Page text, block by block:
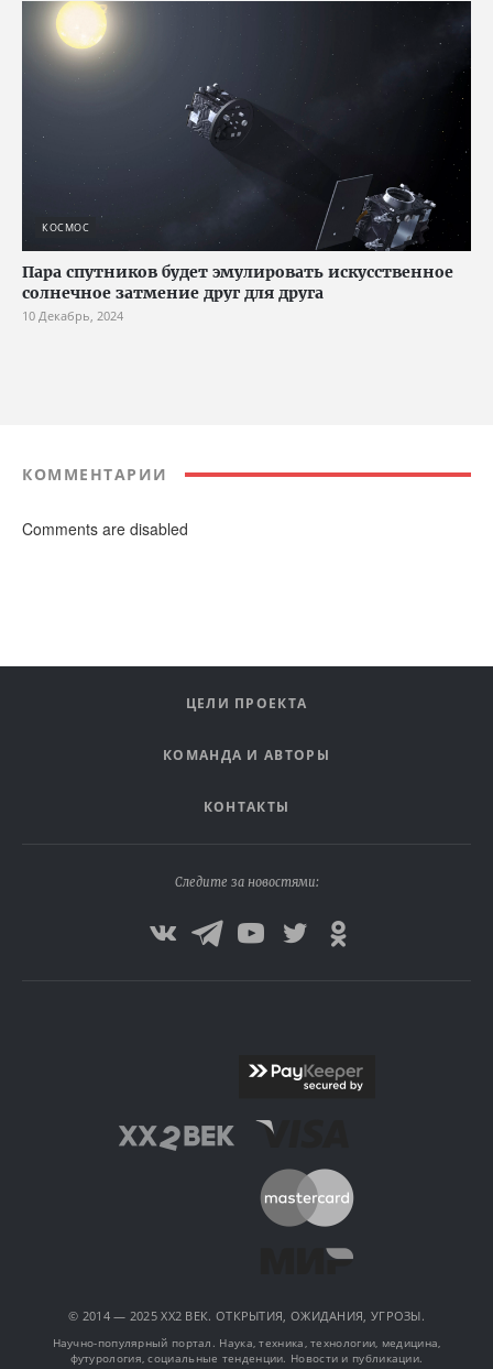
КОСМОС
Пара спутников будет эмулировать искусственное
солнечное затмение друг для друга
10 Декабрь, 2024
КОММЕНТАРИИ
Comments are disabled
ЦЕЛИ ПРОЕКТА
КОМАНДА И АВТОРЫ
КОНТАКТЫ
Следите за новостями:
© 2014 — 2025 XX2 ВЕК. ОТКРЫТИЯ, ОЖИДАНИЯ, УГРОЗЫ.
Научно-популярный портал. Наука, техника, технологии, медицина,
футурология, социальные тенденции. Новости и публикации.